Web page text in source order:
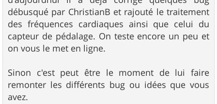
débusqué par ChristianB et rajouté le traitement
des fréquences cardiaques ainsi que celui du
capteur de pédalage. On teste encore un peu et
on vous le met en ligne.
Sinon c'est peut être le moment de lui faire
remonter les différents bug ou idées que vous
avez.